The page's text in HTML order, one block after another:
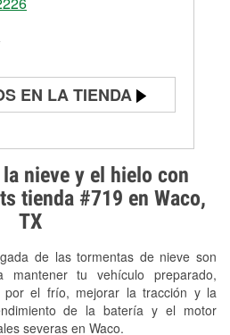
nieve y el hielo con
tienda #719 en Waco,
TX
de las tormentas de nieve son
mantener tu vehículo preparado,
el frío, mejorar la tracción y la
de la batería y el motor
severas en Waco.
EN LA TIENDA
y
la luz "Check Engine"
baterías y aceite
bombillas de faros
limpiaparabrisas